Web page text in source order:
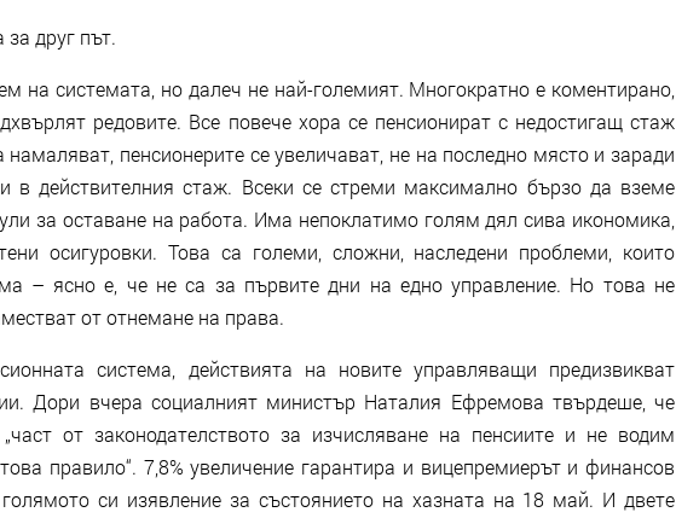
друг път.
на системата, но далеч не най-големият. Многократно е коментирано,
редовите. Все повече хора се пенсионират с недостигащ стаж
пенсионерите се увеличават, не на последно място и заради
действителния стаж. Всеки се стреми максимално бързо да вземе
за оставане на работа. Има непоклатимо голям дял сива икономика,
осигуровки. Това са големи, сложни, наследени проблеми, които
– ясно е, че не са за първите дни на едно управление. Но това не
от отнемане на права.
система, действията на новите управляващи предизвикват
Дори вчера социалният министър Наталия Ефремова твърдеше, че
от законодателството за изчисляване на пенсиите и не водим
правило“. 7,8% увеличение гарантира и вицепремиерът и финансов
си изявление за състоянието на хазната на 18 май. И двете